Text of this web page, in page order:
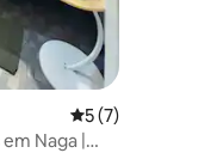
Classificação
5 (7)
Naga |